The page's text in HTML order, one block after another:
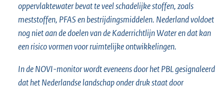
oppervlaktewater bevat te veel schadelijke stoffen, zoals
meststoffen, PFAS en bestrijdingsmiddelen. Nederland voldoet
nog niet aan de doelen van de Kaderrichtlijn Water en dat kan
een risico vormen voor ruimtelijke ontwikkelingen.
In de NOVI-monitor wordt eveneens door het PBL gesignaleerd
dat het Nederlandse landschap onder druk staat door